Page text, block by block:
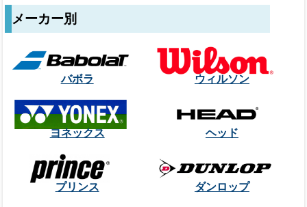
メーカー別
バボラ ウィルソン
ヨネックス ヘッド
プリンス ダンロップ